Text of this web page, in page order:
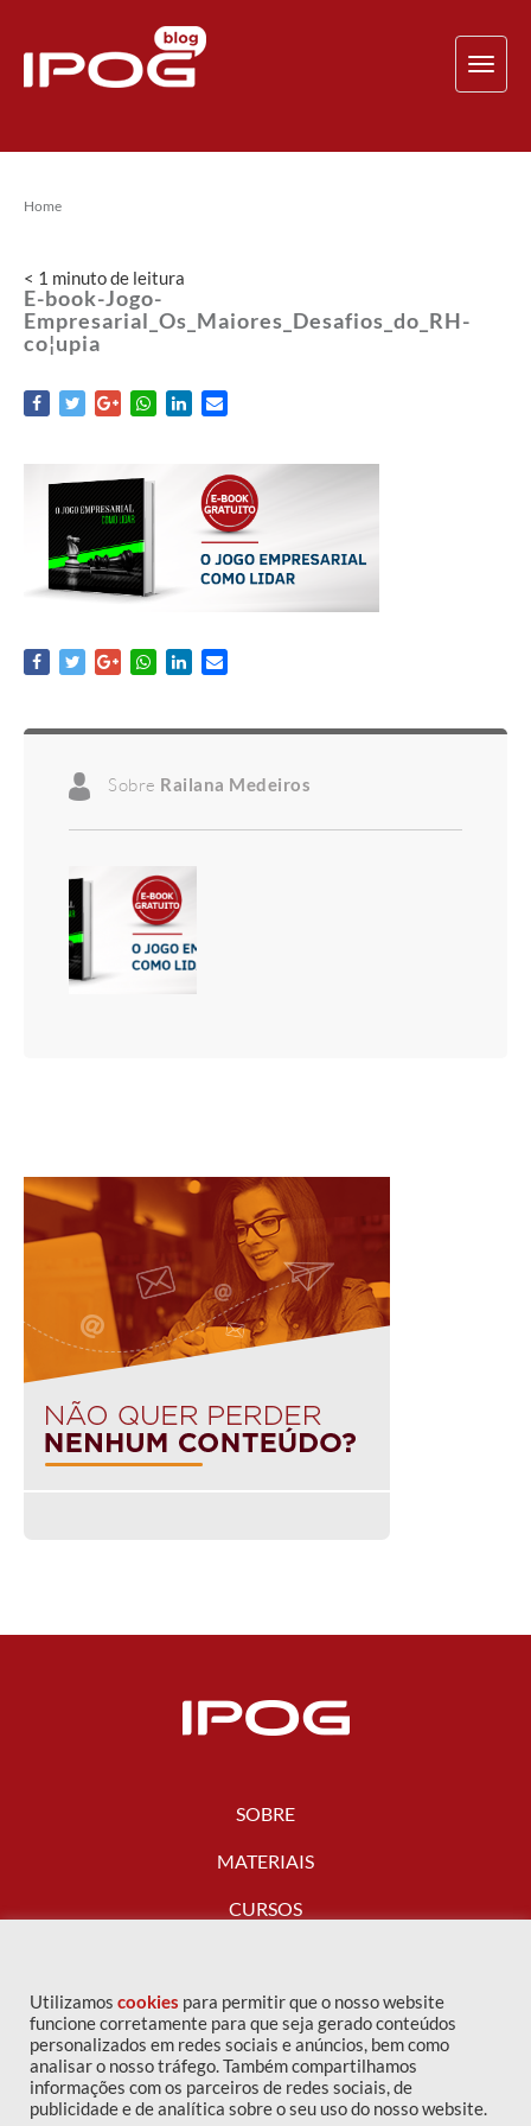
Home
< 1 minutode leitura
E-book-Jogo-
Empresarial_Os_Maiores_Desafios_do_RH-
co¦upia
Sobre Railana Medeiros
SOBRE
MATERIAIS
CURSOS
FALE CONOSCO
Utilizamos cookies para permitir que o nosso website
funcione corretamente para que seja gerado conteúdos
personalizados em redes sociais e anúncios, bem como
analisar o nosso tráfego. Também compartilhamos
informações com os parceiros de redes sociais, de
publicidade e de analítica sobre o seu uso do nosso website.